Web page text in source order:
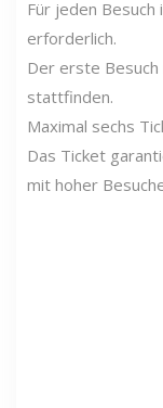
Für jeden
erforderlich.
Der erste Besuch
stattfinden.
Maximal sechs
Das Ticket
mit hoher